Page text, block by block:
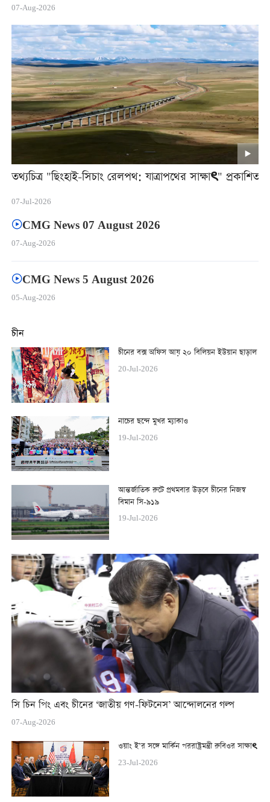
07-Aug-2026
তথ্যচিত্র "ছিংহাই-সিচাং রেলপথ: যাত্রাপথের সাক্ষাৎ" প্রকাশিত
07-Jul-2026
CMG News 07 August 2026
07-Aug-2026
CMG News 5 August 2026
05-Aug-2026
চীন
চীনের বক্স অফিস আয় ২০ বিলিয়ন ইউয়ান ছাড়াল
20-Jul-2026
নাচের ছন্দে মুখর ম্যাকাও
19-Jul-2026
আন্তর্জাতিক রুটে প্রথমবার উড়বে চীনের নিজস্ব
বিমান সি-৯১৯
19-Jul-2026
সি চিন পিং এবং চীনের ‘জাতীয় গণ-ফিটনেস’ আন্দোলনের গল্প
07-Aug-2026
ওয়াং ই’র সঙ্গে মার্কিন পররাষ্ট্রমন্ত্রী রুবিওর সাক্ষাৎ
23-Jul-2026